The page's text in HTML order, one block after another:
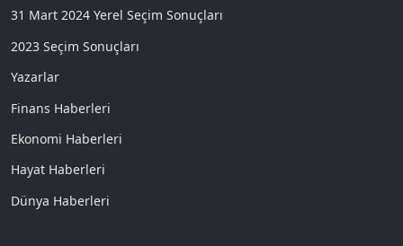
31 Mart 2024 Yerel Seçim Sonuçları
2023 Seçim Sonuçları
Yazarlar
Finans Haberleri
Ekonomi Haberleri
Hayat Haberleri
Dünya Haberleri